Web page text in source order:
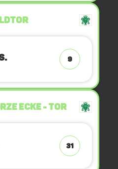
9
ECKE - TOR
31